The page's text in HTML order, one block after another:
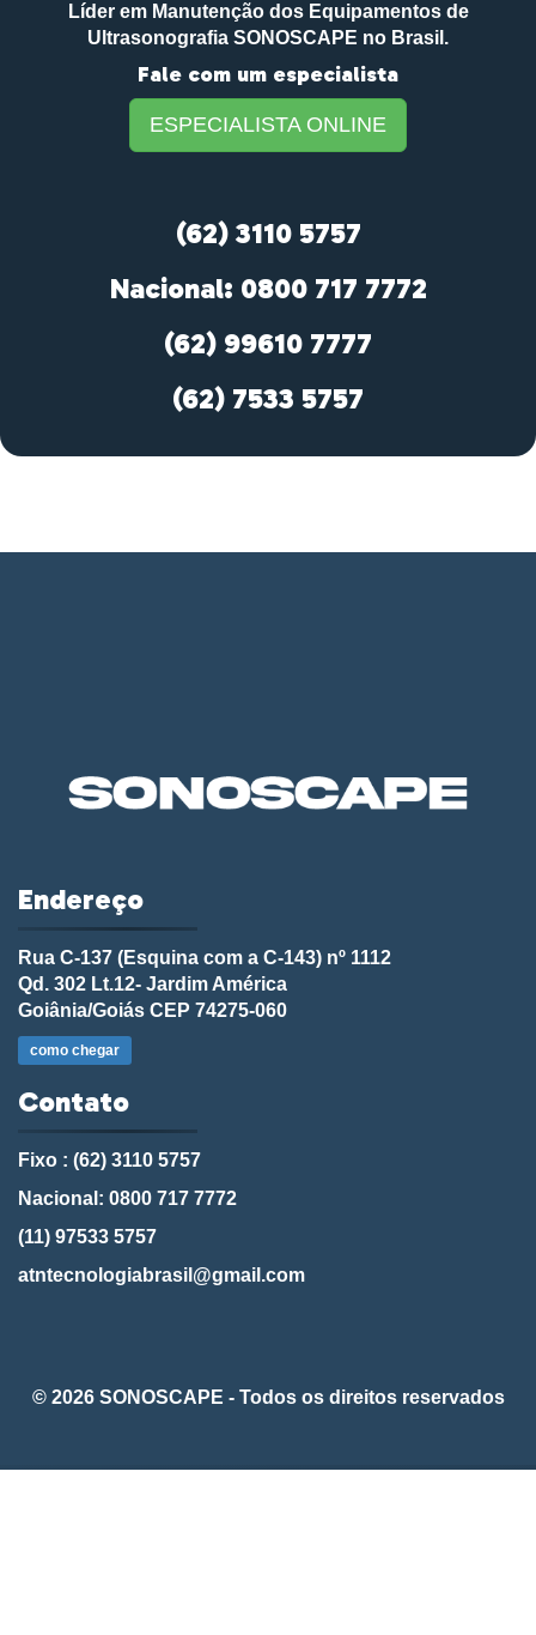
Líder em Manutenção dos Equipamentos de
Ultrasonografia SONOSCAPE no Brasil.
Fale com um especialista
ESPECIALISTA ONLINE
(62) 3110 5757
Nacional: 0800 717 7772
(62) 99610 7777
(62) 7533 5757
Endereço
Rua C-137 (Esquina com a C-143) nº 1112
Qd. 302 Lt.12- Jardim América
Goiânia/Goiás CEP 74275-060
como chegar
Contato
Fixo : (62) 3110 5757
Nacional: 0800 717 7772
(11) 97533 5757
atntecnologiabrasil@gmail.com
© 2026 SONOSCAPE - Todos os direitos reservados